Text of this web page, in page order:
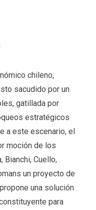
chileno,
sacudido por un
gatillada por
estratégicos
a este escenario, el
moción de los
Bianchi, Cuello,
un proyecto de
una solución
para